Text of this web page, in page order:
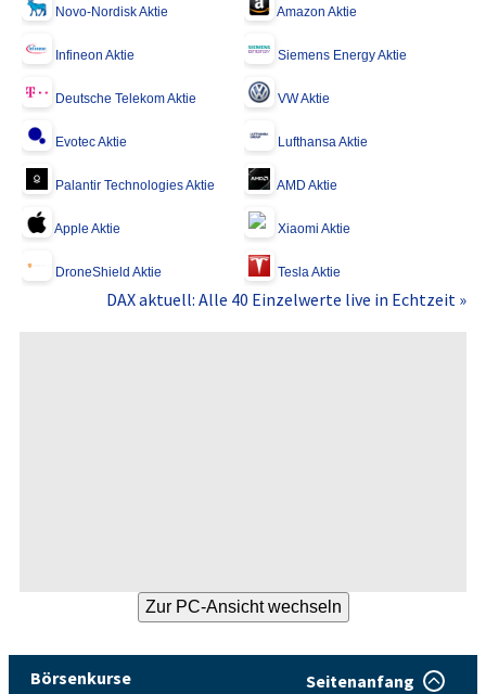
Novo-Nordisk Aktie Amazon Aktie
Infineon Aktie Siemens Energy Aktie
Deutsche Telekom Aktie VW Aktie
Evotec Aktie Lufthansa Aktie
Palantir Technologies Aktie AMD Aktie
Apple Aktie Xiaomi Aktie
DroneShield Aktie Tesla Aktie
DAX aktuell: Alle 40 Einzelwerte live in Echtzeit »
Börsenkurse Seitenanfang